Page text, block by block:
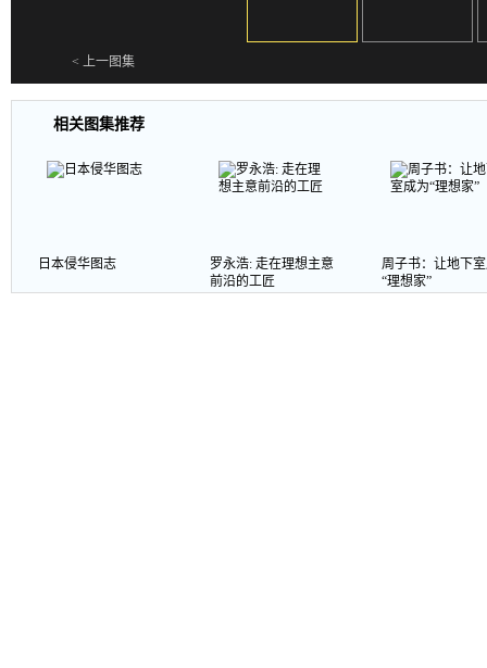
< 上一图集
相关图集推荐
日本侵华图志
罗永浩: 走在理想主意
前沿的工匠
周子书：让地下
“理想家”